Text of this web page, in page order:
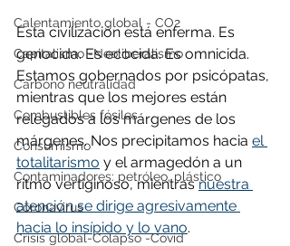
Calentamiento global - CO2
Capitalismo -Neoliberalismo
Carbono neutralidad
Combustibles fósiles
Consumismo
Contaminadores: petróleo, plástico
Coronavirus
Crisis global-Colapso -Covid
Esta civilización está enferma. Es
genocida. Es ecocida. Es omnicida.
Estamos gobernados por psicópatas,
mientras que los mejores están
relegados a los márgenes de los
márgenes. Nos precipitamos hacia el
totalitarismo y el armagedón a un
ritmo vertiginoso, mientras nuestra
atención se dirige agresivamente
hacia lo insípido y lo vano.